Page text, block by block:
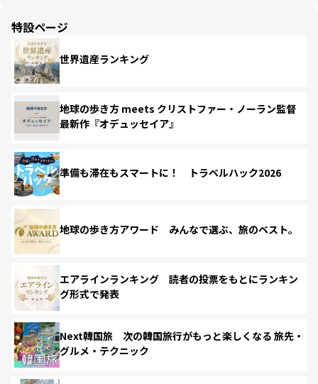
特設ページ
世界遺産ランキング
地球の歩き方 meets クリストファー・ノーラン監督
最新作『オデュッセイア』
準備も滞在もスマートに！ トラベルハック2026
地球の歩き方アワード みんなで選ぶ、旅のベスト。
エアラインランキング 読者の投票をもとにランキン
グ形式で発表
Next韓国旅 次の韓国旅行がもっと楽しくなる 旅先・
グルメ・テクニック